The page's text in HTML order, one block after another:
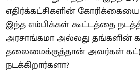
எதிர்க்கட்சிகளின் கோரிக்கையை
இந்த எம்பிக்கள் கூட்டத்தை
அரசாங்கமா அல்லது தங்களின்
தலைமைக்குத்தான் அவர்கள்
நடக்கிறார்களா?